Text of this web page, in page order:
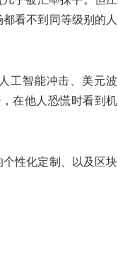
看不到同等级别的人
工智能冲击、美元波
在他人恐慌时看到机
性化定制、以及区块